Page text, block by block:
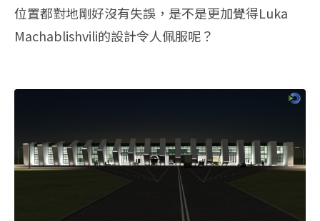
位置都對地剛好沒有失誤，是不是更加覺得Luka
Machablishvili的設計令人佩服呢？